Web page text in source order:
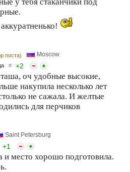
поста) Moscow
# +2
оч удобные высокие,
накупила несколько лет
не сажала. И желтые
для перчиков
Saint Petersburg
+1
и место хорошо подготовила.